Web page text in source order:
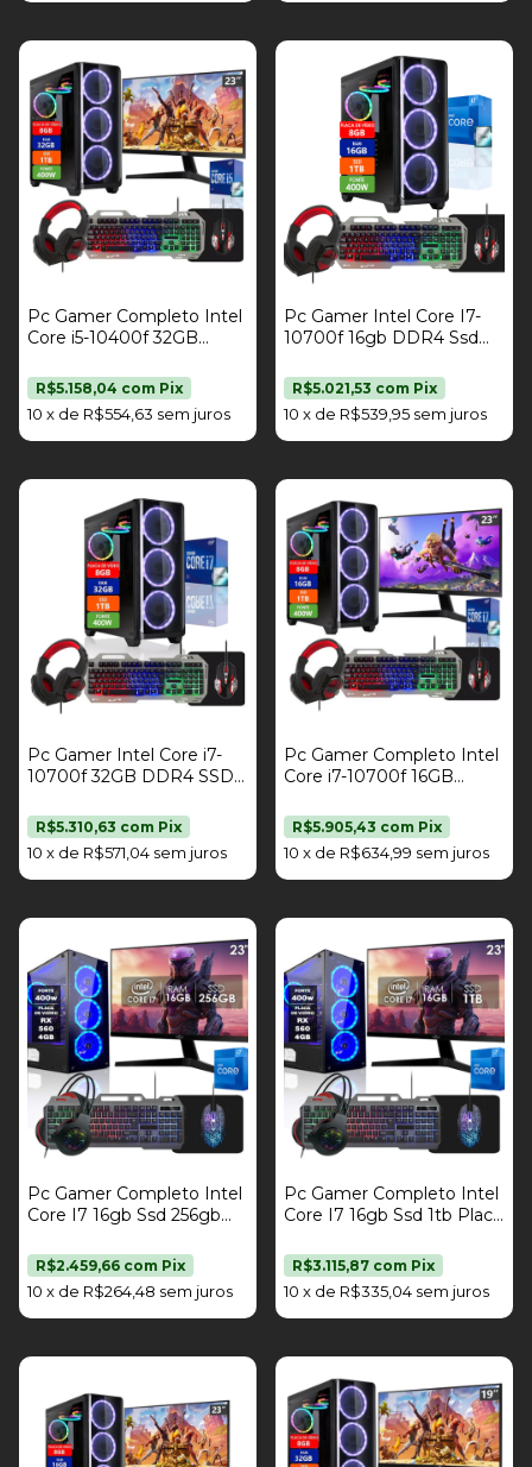
Pc Gamer Completo Intel
Core i5-10400f 32GB
RX 580 8GB Fonte 400w
Monitor 23" Kit Gamer
Strong Tech
10 x de R$554,63 sem juros
R$5.158,04 com Pix
Pc Gamer Intel Core I7-
10700f 16gb DDR4 Ssd
Kit Gamer Strong Tech
10 x de R$539,95 sem juros
R$5.021,53 com Pix
Pc Gamer Intel Core i7-
10700f 32GB DDR4 SSD
Fonte 400W Kit Gamer
Strong Tech
10 x de R$571,04 sem juros
R$5.310,63 com Pix
Pc Gamer Completo Intel
Core i7-10700f 16GB
RX 580 8GB Fonte 400w
Monitor 23" Kit Gamer
Strong Tech
10 x de R$634,99 sem juros
R$5.905,43 com Pix
Pc Gamer Completo Intel
Core I7 16gb Ssd 256gb
4gb Kit Gamer Monitor
23" Fonte 400W Strong
Tech
10 x de R$264,48 sem juros
R$2.459,66 com Pix
Pc Gamer Completo Intel
Core I7 16gb Ssd 1tb Placa
Gamer Monitor 23" Fonte
400W Strong Tech
10 x de R$335,04 sem juros
R$3.115,87 com Pix